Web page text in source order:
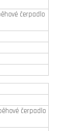
čerpadlo
čerpadlo